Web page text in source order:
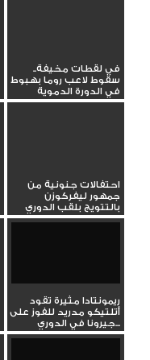
في لقطات مخيفة..
سقوط لاعب روما بهبوط
في الدورة الدموية
والغاء...
احتفالات جنونية من
جمهور ليفركوزن
بالتتويج بلقب الدوري
الالماني
ريمونتادا مثيرة تقود
أتلتيكو مدريد للفوز على
جيرونا في الدوري...